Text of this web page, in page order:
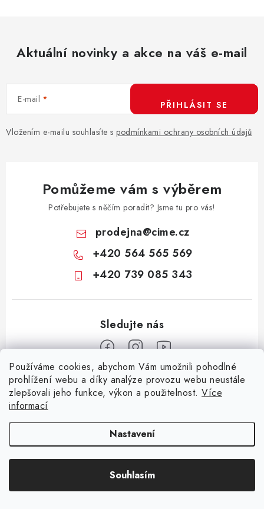
Používáme cookies, abychom Vám umožnili pohodlné
prohlížení webu a díky analýze provozu webu neustále
zlepšovali jeho funkce, výkon a použitelnost. Více
informací
Nastavení
Souhlasím
Aktuální novinky a akce na váš e-mail
E-mail
Vložením e-mailu souhlasíte s podmínkami ochrany osobních údajů
PŘIHLÁSIT SE
Pomůžeme vám s výběrem
Potřebujete s něčím poradit? Jsme tu pro vás!
prodejna@cime.cz
+420 564 565 569
+420 739 085 343
Informace pro vás
Billy Goat Walker
Zemědělská technika Komunální technika
CIME SHOP . Všechna práva vyhrazena.